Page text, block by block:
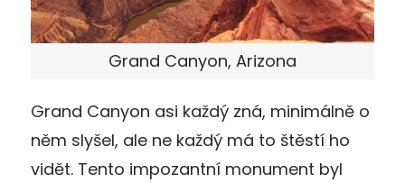
Grand Canyon, Arizona
Grand Canyon asi každý zná, minimálně o
něm slyšel, ale ne každý má to štěstí ho
vidět. Tento impozantní monument byl